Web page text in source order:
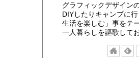
グラフィックデザイン
DIYしたりキャンプに
生活を楽しむ」事をテ
一人暮らしを謳歌して